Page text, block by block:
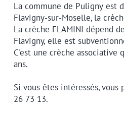
La commune de Puligny est
Flavigny-sur-Moselle, la
La crèche FLAMINI dépend
Flavigny, elle est
C'est une crèche
ans.
Si vous êtes intéressés,
26 73 13.